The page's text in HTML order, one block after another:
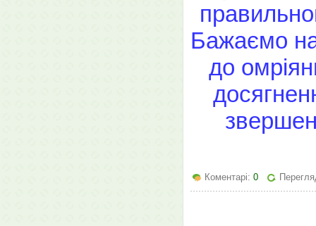
Бажаємо
до
Коментарі: 0